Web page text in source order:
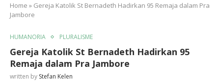
Home » Gereja Katolik St Bernadeth Hadirkan 95 Remaja dalam Pra
Jambore
HUMANORIA PLURALISME
Gereja Katolik St Bernadeth Hadirkan 95
Remaja dalam Pra Jambore
written by Stefan Kelen